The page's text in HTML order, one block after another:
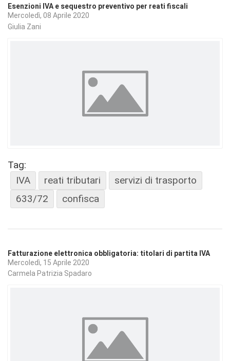
Esenzioni IVA e sequestro preventivo per reati fiscali
Mercoledì, 08 Aprile 2020
Giulia Zani
Tag:
IVA
reati tributari
servizi di trasporto
633/72
confisca
Fatturazione elettronica obbligatoria: titolari di partita IVA
Mercoledì, 15 Aprile 2020
Carmela Patrizia Spadaro